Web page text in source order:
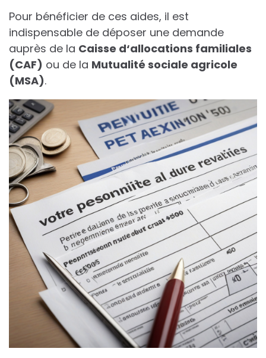
Pour bénéficier de ces aides, il est
indispensable de déposer une demande
auprès de la Caisse d‘allocations familiales
(CAF) ou de la Mutualité sociale agricole
(MSA).